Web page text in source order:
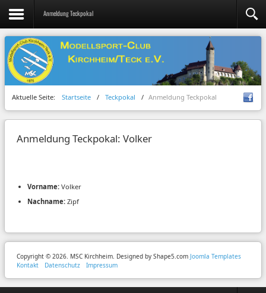
Anmeldung Teckpokal
Aktuelle Seite: Startseite / Teckpokal / Anmeldung Teckpokal
Anmeldung Teckpokal: Volker
Vorname: Volker
Nachname: Zipf
Copyright © 2026. MSC Kirchheim. Designed by Shape5.com Joomla Templates
Kontakt
Datenschutz Impressum